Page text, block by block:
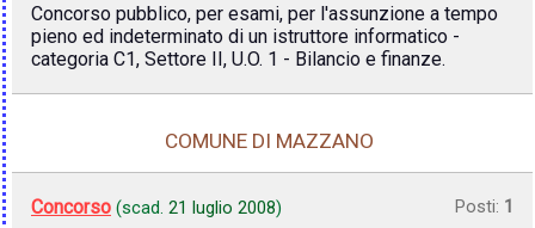
Concorso pubblico, per esami, per l'assunzione a tempo
pieno ed indeterminato di un istruttore informatico -
categoria C1, Settore II, U.O. 1 - Bilancio e finanze.
COMUNE DI MAZZANO
Concorso (scad. 21 luglio 2008) Posti: 1